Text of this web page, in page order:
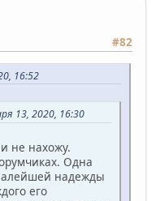
#82
16:52
13, 2020, 16:30
не нахожу.
Одна
надежды
его